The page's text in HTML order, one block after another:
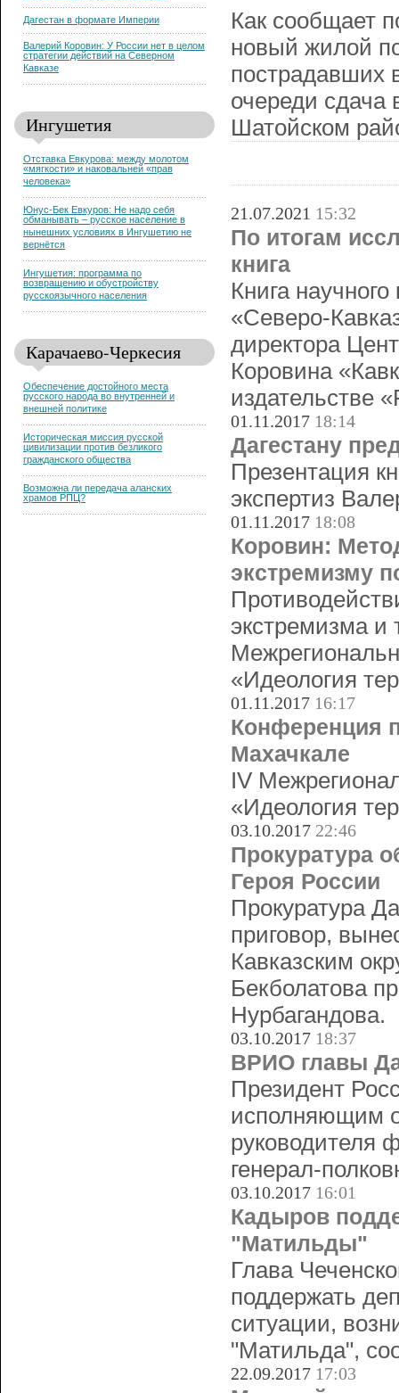
Дагестан в формате Империи
Валерий Коровин: У России нет в целом
стратегии действий на Северном
Кавказе
Ингушетия
Отставка Евкурова: между молотом
«мягкости» и наковальней «прав
человека»
Юнус-Бек Евкуров: Не надо себя
обманывать – русское население в
нынешних условиях в Ингушетию не
вернётся
Ингушетия: программа по
возвращению и обустройству
русскоязычного населения
Карачаево-Черкесия
Обеспечение достойного места
русского народа во внутренней и
внешней политике
Историческая миссия русской
цивилизации против безликого
гражданского общества
Возможна ли передача аланских
храмов РПЦ?
Как сообщает
новый жилой
пострадавших
очереди сдача
Шатойском
21.07.2021 15:32
По итогам
книга
Книга
«Северо-
директора
Коровина
издательстве
01.11.2017 18:14
Дагестану
Презентация
экспертиз
01.11.2017 18:08
Коровин:
экстремизму
экстремизма и
«Идеология
01.11.2017 16:17
Конференция
Махачкале
IV
«Идеология
03.10.2017 22:46
Прокуратура
Героя России
Прокуратура
приговор,
Кавказским
Бекболатова
Нурбагандова.
03.10.2017 18:37
ВРИО главы
Президент
исполняющим
руководителя
генерал-
03.10.2017 16:01
Кадыров
"Матильды"
Глава
поддержать
ситуации,
"Матильда",
22.09.2017 17:03